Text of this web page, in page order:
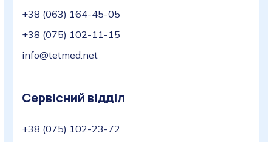
+38 (063) 164-45-05
+38 (075) 102-11-15
info@tetmed.net
Сервісний відділ
+38 (075) 102-23-72